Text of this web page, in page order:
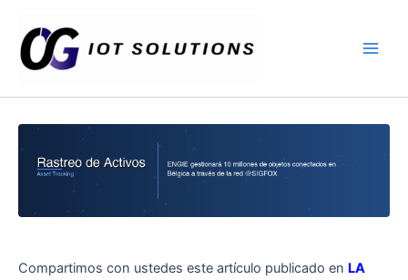
contenido
Compartimos con ustedes este artículo publicado en LA